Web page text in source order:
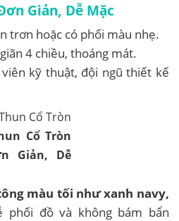
Giản, Dễ Mặc
trơn hoặc có phối màu nhẹ.
4 chiều, thoáng mát.
kỹ thuật, đội ngũ thiết kế
Cổ Tròn
Giản, Dễ
màu tối như xanh navy,
phối đồ và không bám bẩn